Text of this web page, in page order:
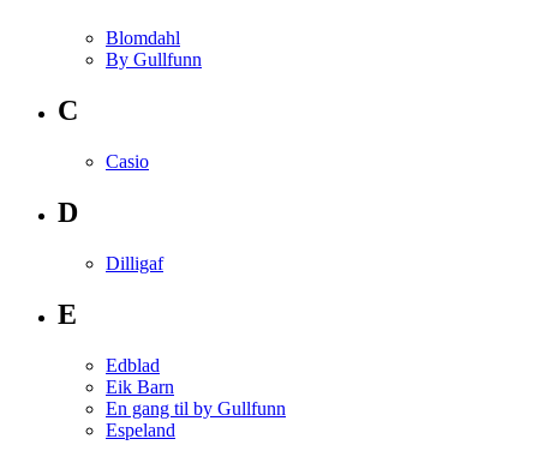
Blomdahl
By Gullfunn
C
Casio
D
Dilligaf
E
Edblad
Eik Barn
En gang til by Gullfunn
Espeland